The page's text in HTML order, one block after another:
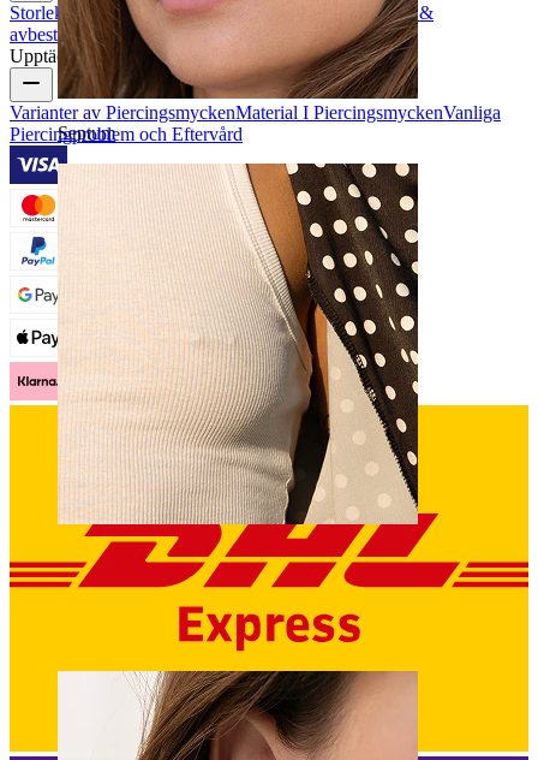
Septum
Bröstvårta
StorleksguideSpåra orderLeveransinformation
Returer &
avbeställning BetalningMitt konto
Bodymod support
Upptäck
Varianter av PiercingsmyckenMaterial I PiercingsmyckenVanliga
Piercingproblem och Eftervård